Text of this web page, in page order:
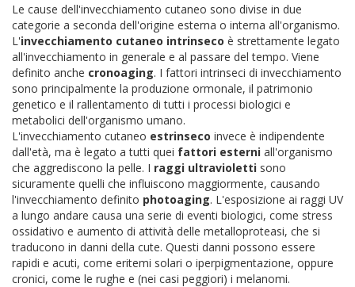
Le cause dell'invecchiamento cutaneo sono divise in due
categorie a seconda dell'origine esterna o interna all'organismo.
L'invecchiamento cutaneo intrinseco è strettamente legato
all'invecchiamento in generale e al passare del tempo. Viene
definito anche cronoaging. I fattori intrinseci di invecchiamento
sono principalmente la produzione ormonale, il patrimonio
genetico e il rallentamento di tutti i processi biologici e
metabolici dell'organismo umano.
L'invecchiamento cutaneo estrinseco invece è indipendente
dall'età, ma è legato a tutti quei fattori esterni all'organismo
che aggrediscono la pelle. I raggi ultravioletti sono
sicuramente quelli che influiscono maggiormente, causando
l'invecchiamento definito photoaging. L'esposizione ai raggi UV
a lungo andare causa una serie di eventi biologici, come stress
ossidativo e aumento di attività delle metalloproteasi, che si
traducono in danni della cute. Questi danni possono essere
rapidi e acuti, come eritemi solari o iperpigmentazione, oppure
cronici, come le rughe e (nei casi peggiori) i melanomi.